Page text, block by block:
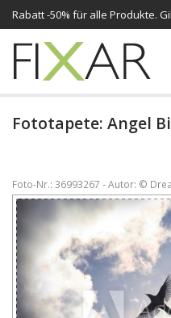
Rabatt -50% für alle Produkte.
Fototapete: Angel
Foto-Nr.: 36993267 - Autor: ©